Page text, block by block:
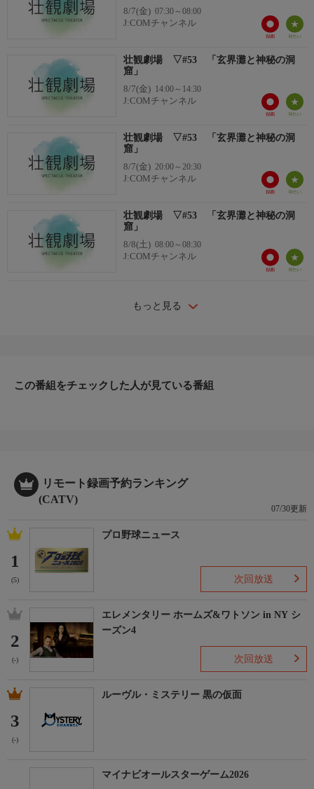
8/7(金) 07:30～08:00
J:COMチャンネル
壮観劇場 ▽#53 「玄界灘と神秘の洞
窟」
8/7(金) 14:00～14:30
J:COMチャンネル
壮観劇場 ▽#53 「玄界灘と神秘の洞
窟」
8/7(金) 20:00～20:30
J:COMチャンネル
壮観劇場 ▽#53 「玄界灘と神秘の洞
窟」
8/8(土) 08:00～08:30
J:COMチャンネル
もっと見る
この番組をチェックした人が見ている番組
リモート録画予約ランキング
(CATV)
07/30更新
1
(5)
プロ野球ニュース
次回放送
2
(-)
エレメンタリー ホームズ&ワトソン in NY シ
ーズン4
次回放送
3
(-)
ルーヴル・ミステリー 黒の仮面
マイナビオールスターゲーム2026